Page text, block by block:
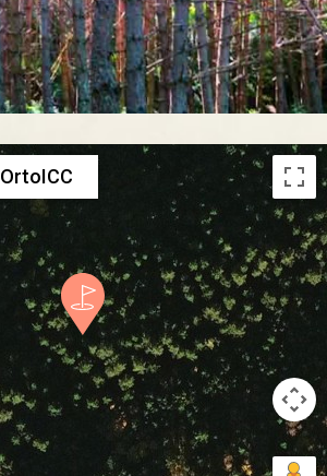
OrtoICC